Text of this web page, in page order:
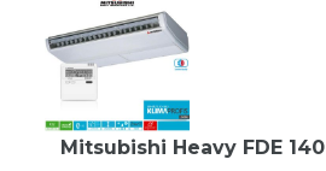
Mitsubishi Heavy FDE 140